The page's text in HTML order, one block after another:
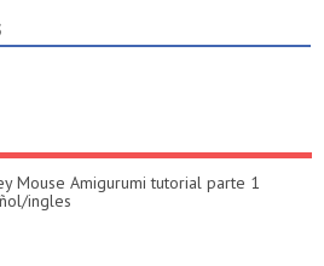
Mouse Amigurumi tutorial parte 1
ingles